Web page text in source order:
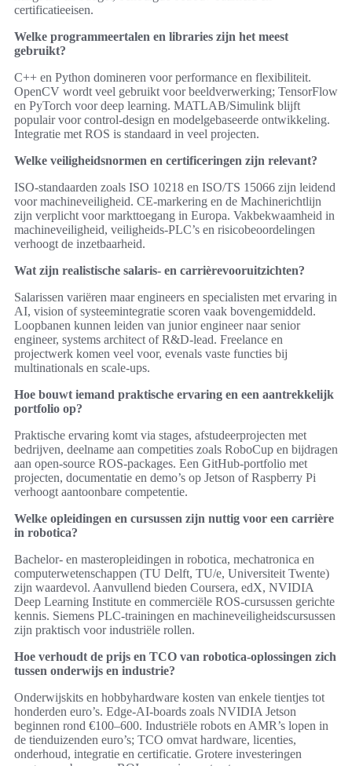
certificatieeisen.
Welke programmeertalen en libraries zijn het meest
gebruikt?
C++ en Python domineren voor performance en flexibiliteit.
OpenCV wordt veel gebruikt voor beeldverwerking; TensorFlow
en PyTorch voor deep learning. MATLAB/Simulink blijft
populair voor control‑design en modelgebaseerde ontwikkeling.
Integratie met ROS is standaard in veel projecten.
Welke veiligheidsnormen en certificeringen zijn relevant?
ISO‑standaarden zoals ISO 10218 en ISO/TS 15066 zijn leidend
voor machineveiligheid. CE‑markering en de Machinerichtlijn
zijn verplicht voor markttoegang in Europa. Vakbekwaamheid in
machineveiligheid, veiligheids‑PLC’s en risicobeoordelingen
verhoogt de inzetbaarheid.
Wat zijn realistische salaris‑ en carrièrevooruitzichten?
Salarissen variëren maar engineers en specialisten met ervaring in
AI, vision of systeemintegratie scoren vaak bovengemiddeld.
Loopbanen kunnen leiden van junior engineer naar senior
engineer, systems architect of R&D‑lead. Freelance en
projectwerk komen veel voor, evenals vaste functies bij
multinationals en scale‑ups.
Hoe bouwt iemand praktische ervaring en een aantrekkelijk
portfolio op?
Praktische ervaring komt via stages, afstudeerprojecten met
bedrijven, deelname aan competities zoals RoboCup en bijdragen
aan open‑source ROS‑packages. Een GitHub‑portfolio met
projecten, documentatie en demo’s op Jetson of Raspberry Pi
verhoogt aantoonbare competentie.
Welke opleidingen en cursussen zijn nuttig voor een carrière
in robotica?
Bachelor- en masteropleidingen in robotica, mechatronica en
computerwetenschappen (TU Delft, TU/e, Universiteit Twente)
zijn waardevol. Aanvullend bieden Coursera, edX, NVIDIA
Deep Learning Institute en commerciële ROS‑cursussen gerichte
kennis. Siemens PLC‑trainingen en machineveiligheidscursussen
zijn praktisch voor industriële rollen.
Hoe verhoudt de prijs en TCO van robotica‑oplossingen zich
tussen onderwijs en industrie?
Onderwijskits en hobbyhardware kosten van enkele tientjes tot
honderden euro’s. Edge‑AI‑boards zoals NVIDIA Jetson
beginnen rond €100–600. Industriële robots en AMR’s lopen in
de tienduizenden euro’s; TCO omvat hardware, licenties,
onderhoud, integratie en certificatie. Grotere investeringen